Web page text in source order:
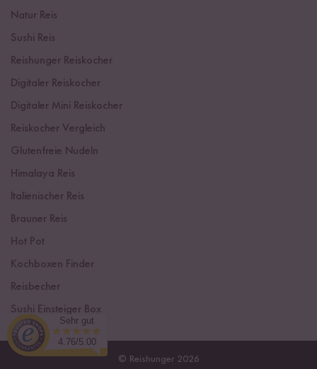
Natur Reis
Sushi Reis
Reishunger Reiskocher
Digitaler Reiskocher
Digitaler Mini Reiskocher
Reiskocher Vergleich
Glutenfreie Nudeln
Himalaya Reis
Italienischer Reis
Brauner Reis
Hot Pot
Kochboxen Finder
Reisbecher
Sushi Einsteiger Box
© Reishunger 2026
Sehr gut
4.76/5.00